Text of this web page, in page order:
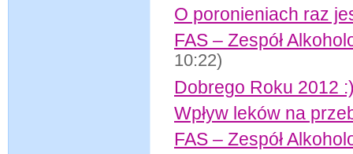
O poronieniach raz
FAS – Zespół
10:22)
Dobrego Roku 2012
Wpływ leków na
FAS – Zespół